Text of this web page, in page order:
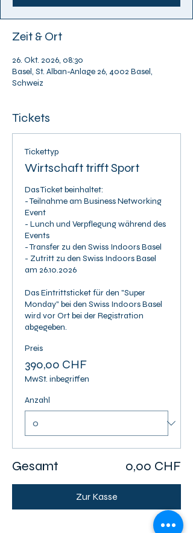
Zeit & Ort
26. Okt. 2026, 08:30
Basel, St. Alban-Anlage 26, 4002 Basel,
Schweiz
Tickets
Tickettyp
Wirtschaft trifft Sport
Das Ticket beinhaltet:
- Teilnahme am Business Networking
Event
- Lunch und Verpflegung während des
Events
- Transfer zu den Swiss Indoors Basel
- Zutritt zu den Swiss Indoors Basel
am 26.10.2026
Das Eintrittsticket für den "Super
Monday" bei den Swiss Indoors Basel
wird vor Ort bei der Registration
abgegeben.
Preis
390,00 CHF
MwSt. inbegriffen
Anzahl
Gesamt 0,00 CHF
Zur Kasse